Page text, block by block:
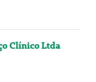
Clínico Ltda